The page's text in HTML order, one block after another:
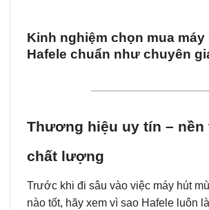
Kinh nghiệm chọn mua máy
Hafele chuẩn như chuyên
Thương hiệu uy tín – nền
chất lượng
Trước khi đi sâu vào việc máy hút
nào tốt, hãy xem vì sao Hafele luôn